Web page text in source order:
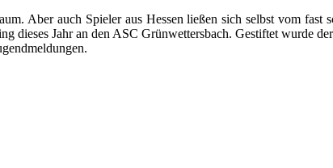
Aber auch Spieler aus Hessen ließen sich selbst vom fast
dieses Jahr an den ASC Grünwettersbach. Gestiftet wurde